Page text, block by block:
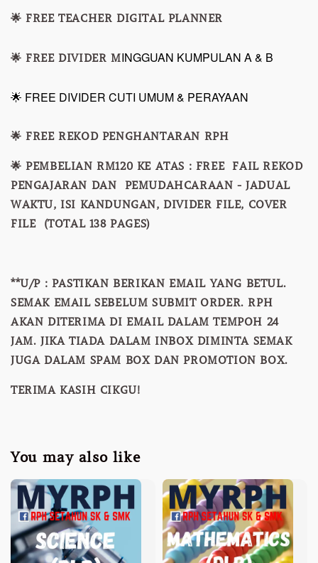
🌟 FREE TEACHER DIGITAL PLANNER
🌟 FREE DIVIDER MINGGUAN KUMPULAN A & B
🌟 FREE DIVIDER CUTI UMUM & PERAYAAN
🌟 FREE REKOD PENGHANTARAN RPH
🌟 PEMBELIAN RM120 KE ATAS : FREE FAIL REKOD
PENGAJARAN DAN PEMUDAHCARAAN - JADUAL
WAKTU, ISI KANDUNGAN, DIVIDER FILE, COVER
FILE (TOTAL 138 PAGES)
**U/P : PASTIKAN BERIKAN EMAIL YANG BETUL.
SEMAK EMAIL SEBELUM SUBMIT ORDER. RPH
AKAN DITERIMA DI EMAIL DALAM TEMPOH 24
JAM. JIKA TIADA DALAM INBOX DIMINTA SEMAK
JUGA DALAM SPAM BOX DAN PROMOTION BOX.
TERIMA KASIH CIKGU!
You may also like